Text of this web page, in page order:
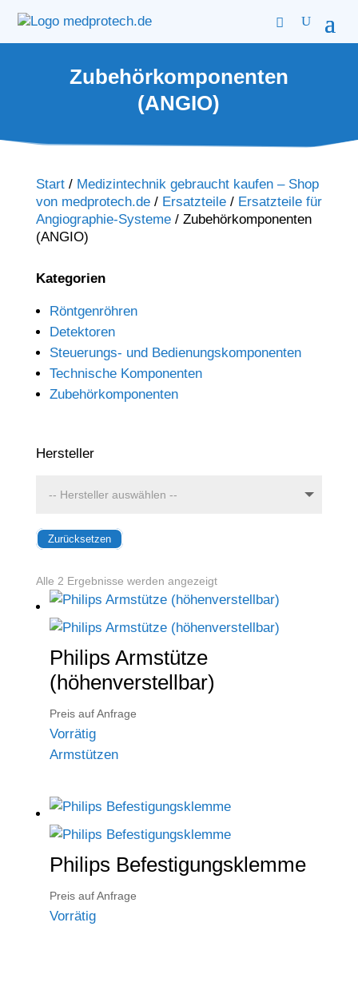
Zubehörkomponenten
(ANGIO)
Start/ Medizintechnik gebraucht kaufen – Shop
von medprotech.de/ Ersatzteile/ Ersatzteile für
Angiographie-Systeme/ Zubehörkomponenten
(ANGIO)
Kategorien
Röntgenröhren
Detektoren
Steuerungs- und Bedienungskomponenten
Technische Komponenten
Zubehörkomponenten
Hersteller
Zurücksetzen
Alle 2 Ergebnisse werden angezeigt
Philips Armstütze
(höhenverstellbar)
Preis auf Anfrage
Vorrätig
Armstützen
Philips Befestigungsklemme
Preis auf Anfrage
Vorrätig